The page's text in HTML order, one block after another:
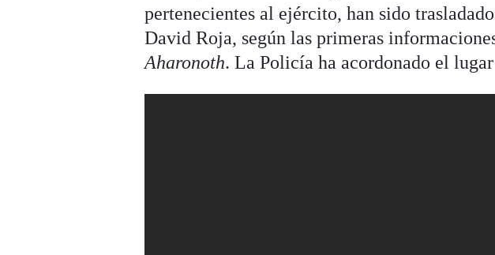
pertenecientes al ejército, han sido
David Roja, según las primeras
Aharonoth. La Policía ha acordonado el